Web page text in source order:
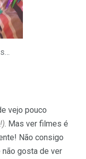
vejo pouco
. Mas ver filmes é
Não consigo
gosta de ver